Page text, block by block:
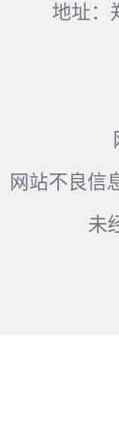
地址：
网站不良信
未